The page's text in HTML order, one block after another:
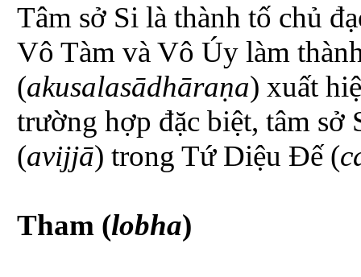
Tâm sở Si là thành tố chủ
Vô Tàm và Vô Úy làm
(akusalasādhāraṇa) xuất
trường hợp đặc biệt, tâm
(avijjā) trong Tứ Diệu Đế (
Tham (lobha)